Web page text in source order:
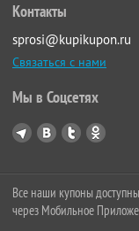
Контакты
sprosi@kupikupon.ru
Связаться с нами
Мы в Соцсетях
Все наши купоны доступны
через Мобильное